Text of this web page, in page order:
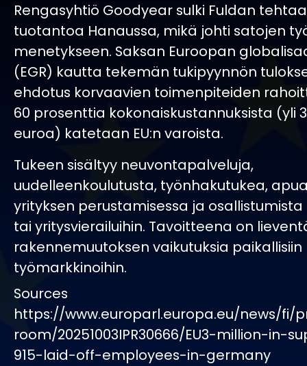
Rengasyhtiö Goodyear sulki Fuldan
tuotantoa Hanaussa, mikä johti satojen
menetykseen. Saksan Euroopan
(EGR) kautta tekemän tukipyynnön
ehdotus korvaavien toimenpiteiden
60 prosenttia kokonaiskustannuksista (yli
euroa) katetaan EU:n varoista.
Tukeen sisältyy neuvontapalveluja,
uudelleenkoulutusta, työnhakutukea,
yrityksen perustamisessa ja
tai yritysvierailuihin. Tavoitteena on
rakennemuutoksen vaikutuksia paikallisiin
työmarkkinoihin.
Sources
https://www.europarl.europa.eu/news/fi/
room/20251003IPR30666/EU3-million-in-
915-laid-off-employees-in-germany